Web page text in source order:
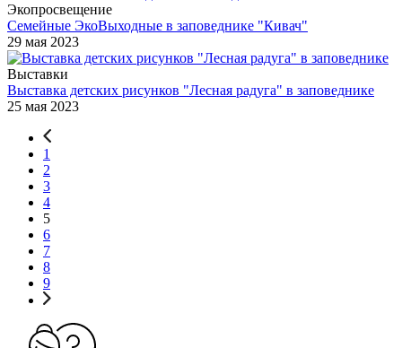
Экопросвещение
Семейные ЭкоВыходные в заповеднике "Кивач"
29 мая 2023
Выставки
Выставка детских рисунков "Лесная радуга" в заповеднике
25 мая 2023
1
2
3
4
5
6
7
8
9